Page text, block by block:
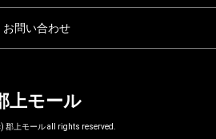
お問い合わせ
上モール
郡上モール all rights reserved.